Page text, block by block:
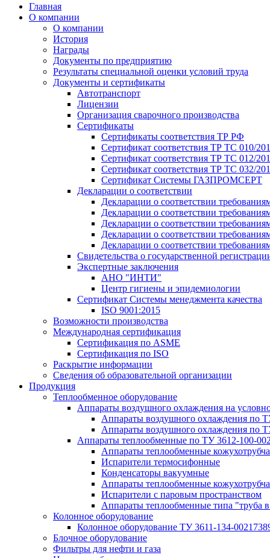
Главная
О компании
О компании
История
Награды
Документы по предприятию
Результаты специальной оценки условий труда
Документы и сертификаты
Автотранспорт
Лицензии
Организация сварочного производства
Cертификаты
Сертификаты соответствия ТР РФ
Сертификат соответствия ТР ТС 010/
Сертификат соответствия ТР ТС 012/
Сертификат соответствия ТР ТС 032/
Сертификат Системы ГАЗПРОМСЕРТ
Декларации о соответствии
Декларации о соответствии
Декларации о соответствии
Декларации о соответствии
Декларации о соответствии
Декларации о соответствии
Свидетельства о государственной
Экспертные заключения
АНО "ИНТИ"
Центр гигиены и эпидемиологии
Сертификат Системы менеджмента качества
ISO 9001:2015
Возможности производства
Международная сертификация
Сертификация по ASME
Сертификация по ISO
Раскрытие информации
Сведения об образовательной организации
Продукция
Теплообменное оборудование
Аппараты воздушного охлаждения на
Аппараты воздушного охлаждения по
Аппараты воздушного охлаждения по
Аппараты теплообменные по ТУ 3612-100-
Аппараты теплообменные
Испарители термосифонные
Конденсаторы вакуумные
Аппараты теплообменные
Испарители с паровым пространством
Аппараты теплообменные типа "труба
Колонное оборудование
Колонное оборудование ТУ 3611-134-
Блочное оборудование
Фильтры для нефти и газа